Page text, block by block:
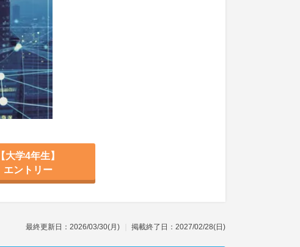
【大学4年生】
エントリー
最終更新日：2026/03/30(月) 掲載終了日：2027/02/28(日)